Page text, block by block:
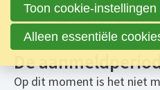
woensdag 1 maart 2023
De
Op dit moment is het niet
Toon cookie-instellingen
Alleen essentiële